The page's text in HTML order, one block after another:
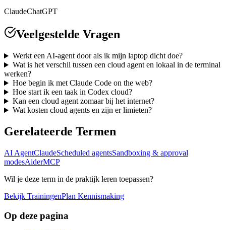
ClaudeChatGPT
Veelgestelde Vragen
Werkt een AI-agent door als ik mijn laptop dicht doe?
Wat is het verschil tussen een cloud agent en lokaal in de terminal
werken?
Hoe begin ik met Claude Code on the web?
Hoe start ik een taak in Codex cloud?
Kan een cloud agent zomaar bij het internet?
Wat kosten cloud agents en zijn er limieten?
Gerelateerde Termen
AI AgentClaudeScheduled agentsSandboxing & approval
modesAiderMCP
Wil je deze term in de praktijk leren toepassen?
Bekijk TrainingenPlan Kennismaking
Op deze pagina